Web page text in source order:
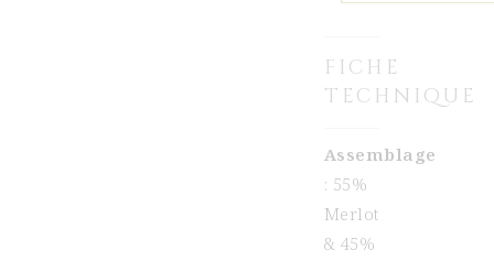
FICHE
TECHNIQUE
Assemblage
: 55%
Merlot
& 45%